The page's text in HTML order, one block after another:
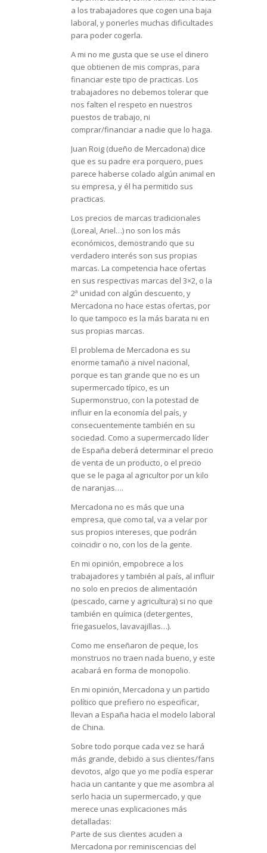
a los trabajadores que cogen una baja
laboral, y ponerles muchas dificultades
para poder cogerla.
A mi no me gusta que se use el dinero
que obtienen de mis compras, para
financiar este tipo de practicas. Los
trabajadores no debemos tolerar que
nos falten el respeto en nuestros
puestos de trabajo, ni
comprar/financiar a nadie que lo haga.
Juan Roig (dueño de Mercadona) dice
que es su padre era porquero, pues
parece haberse colado algún animal en
su empresa, y él ha permitido sus
practicas.
Los precios de marcas tradicionales
(Loreal, Ariel…) no son los más
económicos, demostrando que su
verdadero interés son sus propias
marcas. La competencia hace ofertas
en sus respectivas marcas del 3×2, o la
2ª unidad con algún descuento, y
Mercadona no hace estas ofertas, por
lo que tampoco es la más barata ni en
sus propias marcas.
El problema de Mercadona es su
enorme tamaño a nivel nacional,
porque es tan grande que no es un
supermercado típico, es un
Supermonstruo, con la potestad de
influir en la economía del país, y
consecuentemente también en su
sociedad. Como a supermercado líder
de España deberá determinar el precio
de venta de un producto, o el precio
que se le paga al agricultor por un kilo
de naranjas….
Mercadona no es más que una
empresa, que como tal, va a velar por
sus propios intereses, que podrán
coincidir o no, con los de la gente.
En mi opinión, empobrece a los
trabajadores y también al país, al influir
no solo en precios de alimentación
(pescado, carne y agricultura) si no que
también en química (detergentes,
friegasuelos, lavavajillas…).
Como me enseñaron de peque, los
monstruos no traen nada bueno, y este
acabará en forma de monopolio.
En mi opinión, Mercadona y un partido
político que prefiero no especificar,
llevan a España hacia el modelo laboral
de China.
Sobre todo porque cada vez se hará
más grande, debido a sus clientes/fans
devotos, algo que yo me podía esperar
hacia un cantante y que me asombra al
serlo hacia un supermercado, y que
merece unas explicaciones más
detalladas:
Parte de sus clientes acuden a
Mercadona por reminiscencias del